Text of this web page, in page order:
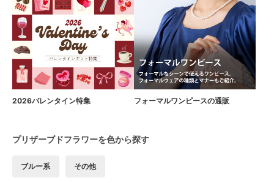
2026バレンタイン特集 フォーマルワンピースの通販
プリザーブドフラワーを色から探す
ブルー系 その他